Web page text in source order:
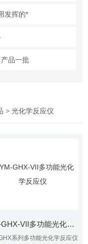
发挥的*
品一批
> 光化学反应仪
YM-GHX-VII多功能光化学反应仪
系列多功能光化学反应仪